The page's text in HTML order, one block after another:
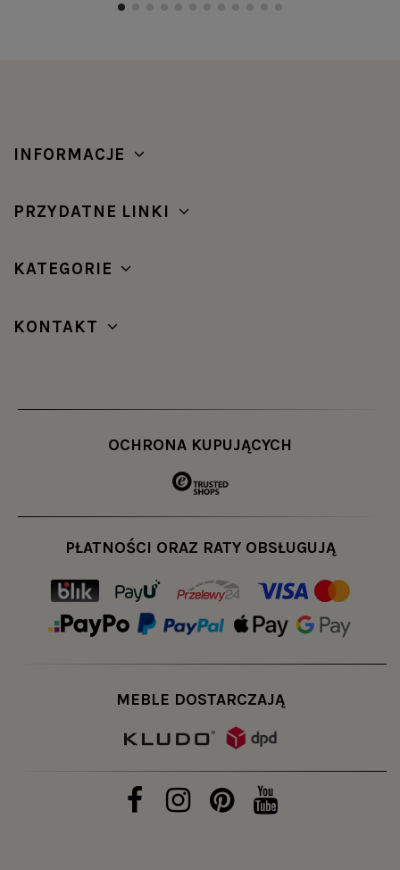
INFORMACJE
PRZYDATNE LINKI
KATEGORIE
KONTAKT
OCHRONA KUPUJĄCYCH
PŁATNOŚCI ORAZ RATY OBSŁUGUJĄ
MEBLE DOSTARCZAJĄ